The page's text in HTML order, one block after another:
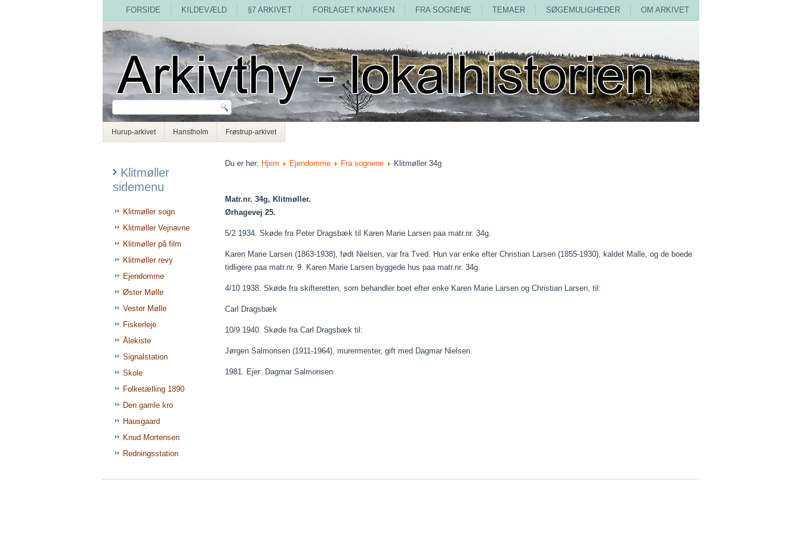
FORSIDE KILDEVÆLD §7 ARKIVET FORLAGET KNAKKEN FRA SOGNENE TEMAER SØGEMULIGHEDER OM ARKIVET
Hurup-arkivet Hanstholm Frøstrup-arkivet
Klitmøller
sidemenu
Klitmøller sogn
Klitmøller Vejnavne
Klitmøller på film
Klitmøller revy
Ejendomme
Øster Mølle
Vester Mølle
Fiskerleje
Ålekiste
Signalstation
Skole
Folketælling 1890
Den gamle kro
Hausgaard
Knud Mortensen
Redningsstation
Du er her: Hjem Ejendomme Fra sognene Klitmøller 34g
Matr.nr. 34g, Klitmøller.
Ørhagevej 25.
5/2 1934. Skøde fra Peter Dragsbæk til Karen Marie Larsen paamatr.nr. 34g.
Karen Marie Larsen (1863-1938), født Nielsen, var fra Tved. Hun var enke efter Christian Larsen (1855-1930), kaldet Malle, og de boede
tidligere paamatr.nr. 9. Karen Marie Larsen byggede hus paamatr.nr. 34g.
4/10 1938. Skøde fra skifteretten, som behandler boet efter enke Karen Marie Larsen og Christian Larsen, til:
Carl Dragsbæk
10/9 1940. Skøde fra Carl Dragsbæk til:
Jørgen Salmonsen (1911-1964), murermester, gift med Dagmar Nielsen.
1981. Ejer: Dagmar Salmonsen